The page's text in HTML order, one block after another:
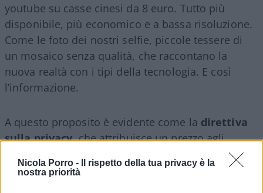
Nicola Porro -
Il rispetto della tua privacy è la
nostra priorità
youtube su casse cinesi da 8 euro. Tutto più
disponibile, più economico e a bassa risoluzione.
Come le foto dei nostri selfie, piccole tessere di
un mosaico senza qualità, che raccontano la
nuova realtà con i tipi della tecnologia. E così
l’informazione.
A questo proposito è evidente come la direttiva
sulla privacy, che attribuisce un prezzo agli
assaggi (che poi diventano pasto completo) di
informazione che si hanno con i link alle notizie,